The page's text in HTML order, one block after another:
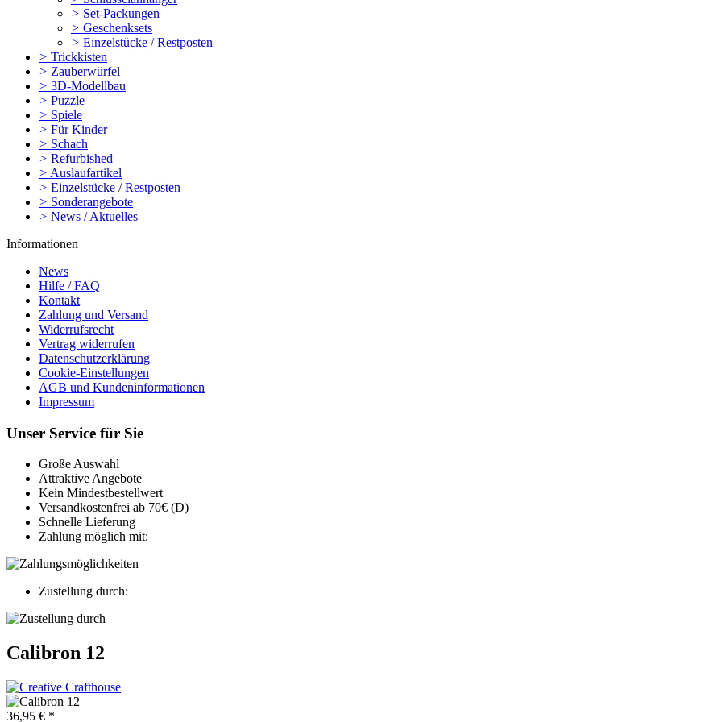
> Set-Packungen
> Geschenksets
> Einzelstücke / Restposten
> Trickkisten
> Zauberwürfel
> 3D-Modellbau
> Puzzle
> Spiele
> Für Kinder
> Schach
> Refurbished
> Auslaufartikel
> Einzelstücke / Restposten
> Sonderangebote
> News / Aktuelles
Informationen
News
Hilfe / FAQ
Kontakt
Zahlung und Versand
Widerrufsrecht
Vertrag widerrufen
Datenschutzerklärung
Cookie-Einstellungen
AGB und Kundeninformationen
Impressum
Unser Service für Sie
Große Auswahl
Attraktive Angebote
Kein Mindestbestellwert
Versandkostenfrei ab 70€ (D)
Schnelle Lieferung
Zahlung möglich mit:
Zustellung durch:
Calibron 12
36,95 € *